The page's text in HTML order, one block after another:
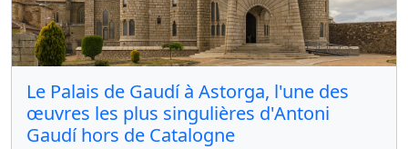
Le Palais de Gaudí à Astorga, l'une des
œuvres les plus singulières d'Antoni
Gaudí hors de Catalogne